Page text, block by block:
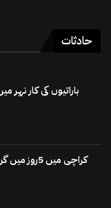
حادثات
باراتیوں کی کار نہر میں جاگری